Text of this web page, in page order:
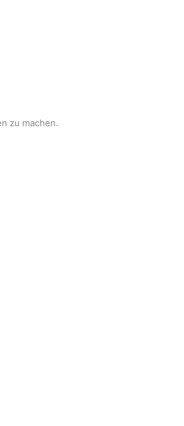
zu machen.